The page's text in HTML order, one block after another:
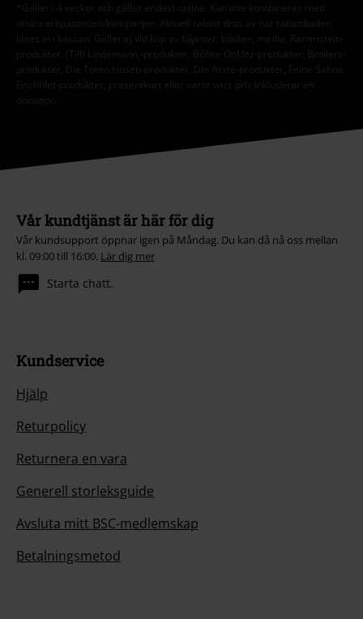
*Gäller i 4 veckor och gäller endast online. Kan inte kombineras med
andra erbjudanden/kampanjer. Aktuell rabatt dras av när rabattkoden
löses in i kassan. Gäller ej vid köp av biljetter, böcker, media, Rammstein-
produkter, (Till) Lindemann,-produkter, Böhse Onklez-produkter, Broilers-
produkter, Die Toten Hosen-produkter, Die Ärzte-produkter, Feine Sahne
Fischfilet-produkter, presentkort eller varor vars pris inkluderar en
donation.
Vår kundtjänst är här för dig
Vår kundsupport öppnar igen på Måndag. Du kan då nå oss mellan
kl. 09:00 till 16:00. Lär dig mer
Starta chatt.
Kundservice
Hjälp
Returpolicy
Returnera en vara
Generell storleksguide
Avsluta mitt BSC-medlemskap
Betalningsmetod